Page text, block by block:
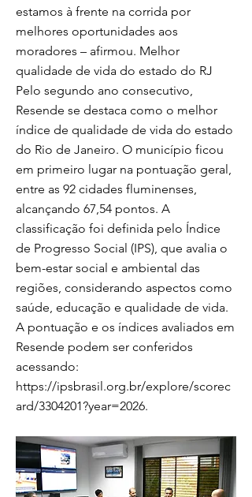
estamos à frente na corrida por
melhores oportunidades aos
moradores – afirmou. Melhor
qualidade de vida do estado do RJ
Pelo segundo ano consecutivo,
Resende se destaca como o melhor
índice de qualidade de vida do estado
do Rio de Janeiro. O município ficou
em primeiro lugar na pontuação geral,
entre as 92 cidades fluminenses,
alcançando 67,54 pontos. A
classificação foi definida pelo Índice
de Progresso Social (IPS), que avalia o
bem-estar social e ambiental das
regiões, considerando aspectos como
saúde, educação e qualidade de vida.
A pontuação e os índices avaliados em
Resende podem ser conferidos
acessando:
https://ipsbrasil.org.br/explore/scorec
ard/3304201?year=2026.